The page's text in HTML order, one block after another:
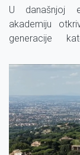
U današnjoj
akademiju
generacije
nastavu,